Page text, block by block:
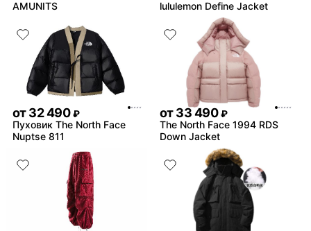
AMUNITS
lululemon Define Jacket
от32 490 ₽
Пуховик The North Face
Nuptse 811
от33 490 ₽
The North Face 1994 RDS
Down Jacket